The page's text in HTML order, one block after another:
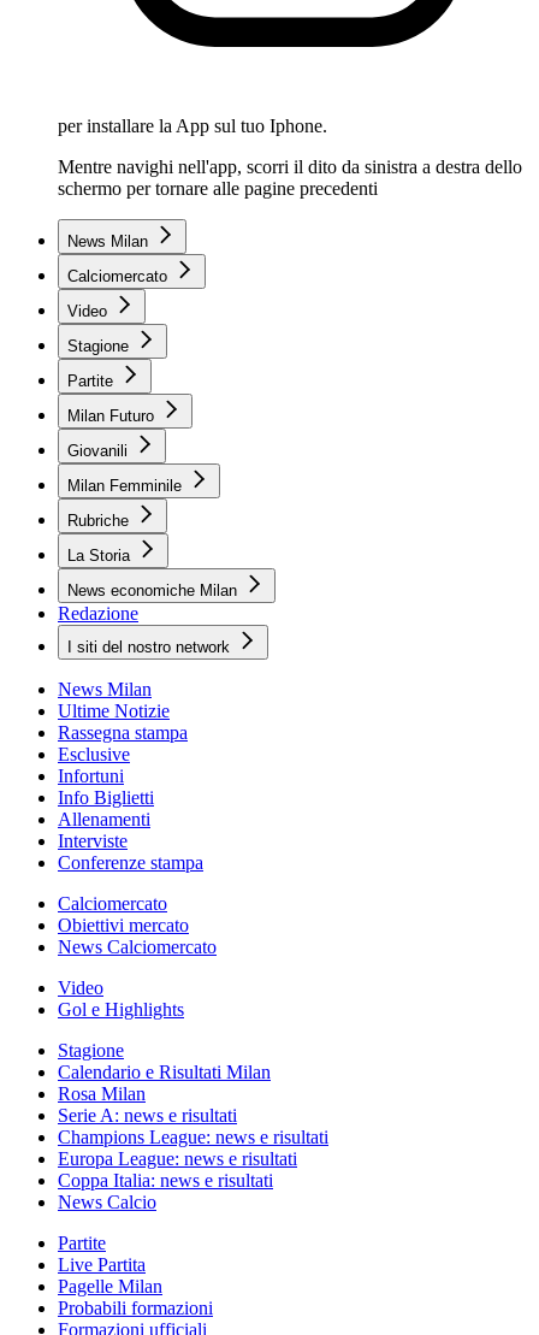
per installare la App sul tuo Iphone.
Mentre navighi nell'app, scorri il dito da sinistra a destra dello
schermo per tornare alle pagine precedenti
News Milan
Calciomercato
Video
Stagione
Partite
Milan Futuro
Giovanili
Milan Femminile
Rubriche
La Storia
News economiche Milan
Redazione
I siti del nostro network
News Milan
Ultime Notizie
Rassegna stampa
Esclusive
Infortuni
Info Biglietti
Allenamenti
Interviste
Conferenze stampa
Calciomercato
Obiettivi mercato
News Calciomercato
Video
Gol e Highlights
Stagione
Calendario e Risultati Milan
Rosa Milan
Serie A: news e risultati
Champions League: news e risultati
Europa League: news e risultati
Coppa Italia: news e risultati
News Calcio
Partite
Live Partita
Pagelle Milan
Probabili formazioni
Formazioni ufficiali